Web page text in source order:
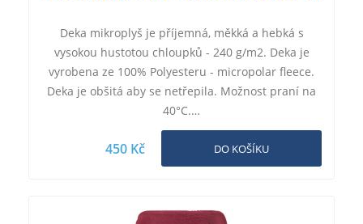
Deka mikroplyš je příjemná, měkká a hebká s
vysokou hustotou chloupků - 240 g/m2. Deka je
vyrobena ze 100% Polyesteru - micropolar fleece.
Deka je obšitá aby se netřepila. Možnost praní na
40°C.…
450 Kč DO KOŠÍKU